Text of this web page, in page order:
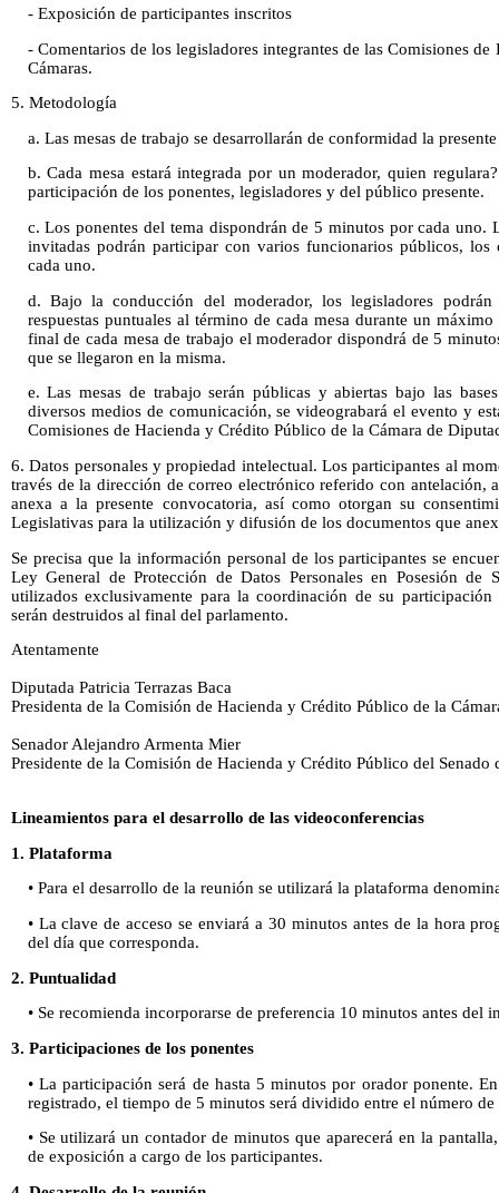
- Exposición de participantes inscritos
- Comentarios de los legisladores integrantes de las Comisiones
Cámaras.
5. Metodología
a. Las mesas de trabajo se desarrollarán de conformidad la
b. Cada mesa estará integrada por un moderador, quien
participación de los ponentes, legisladores y del público presente.
c. Los ponentes del tema dispondrán de 5 minutos por cada uno.
invitadas podrán participar con varios funcionarios públicos,
cada uno.
d. Bajo la conducción del moderador, los legisladores
respuestas puntuales al término de cada mesa durante un
final de cada mesa de trabajo el moderador dispondrá de 5
que se llegaron en la misma.
e. Las mesas de trabajo serán públicas y abiertas bajo las
diversos medios de comunicación, se videograbará el evento y
Comisiones de Hacienda y Crédito Público de la Cámara de
6. Datos personales y propiedad intelectual. Los participantes al
través de la dirección de correo electrónico referido con antelación,
anexa a la presente convocatoria, así como otorgan su
Legislativas para la utilización y difusión de los documentos que
Se precisa que la información personal de los participantes se
Ley General de Protección de Datos Personales en Posesión de
utilizados exclusivamente para la coordinación de su
serán destruidos al final del parlamento.
Atentamente
Diputada Patricia Terrazas Baca
Presidenta de la Comisión de Hacienda y Crédito Público de la
Senador Alejandro Armenta Mier
Presidente de la Comisión de Hacienda y Crédito Público del Senado
Lineamientos para el desarrollo de las videoconferencias
1. Plataforma
• Para el desarrollo de la reunión se utilizará la plataforma
• La clave de acceso se enviará a 30 minutos antes de la hora
del día que corresponda.
2. Puntualidad
• Se recomienda incorporarse de preferencia 10 minutos antes del
3. Participaciones de los ponentes
• La participación será de hasta 5 minutos por orador ponente.
registrado, el tiempo de 5 minutos será dividido entre el número de
• Se utilizará un contador de minutos que aparecerá en la
de exposición a cargo de los participantes.